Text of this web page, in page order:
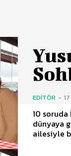
EDITÖR -
10 soruda
dünyaya
ailesiyle